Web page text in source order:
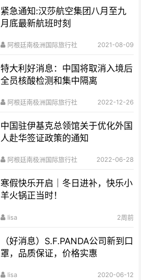
紧急通知:汉莎航空集团八月至九
月底最新航班时刻
阿根廷南极洲国际旅行社 2021-08-09
特大利好消息：中国将取消入境后
全员核酸检测和集中隔离
阿根廷南极洲国际旅行社 2022-12-26
中国驻伊基克总领馆关于优化外国
人赴华签证政策的通知
阿根廷南极洲国际旅行社 2022-06-28
寒假快乐开启｜冬日进补，快乐小
羊火锅正当时！
lisa 2周前
（好消息）S.F.PANDA公司新到口
罩，品质保证，价格实惠
lisa 2020-06-12